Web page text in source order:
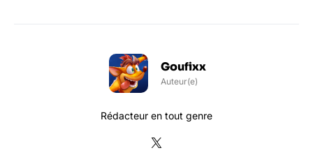
Goufixx
Auteur(e)
Rédacteur en tout genre